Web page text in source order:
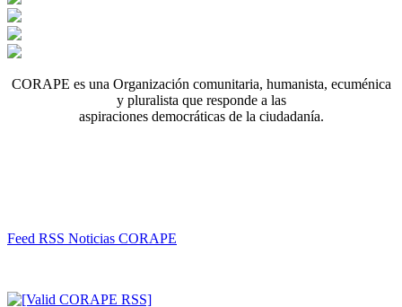
CORAPE es una Organización comunitaria, humanista, ecuménica
y pluralista que responde a las
aspiraciones democráticas de la ciudadanía.
Feed RSS Noticias CORAPE